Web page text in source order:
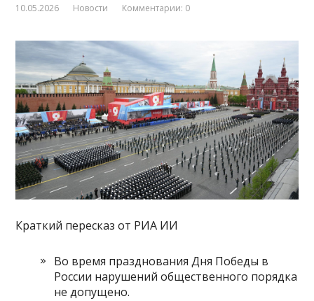
10.05.2026 Новости Комментарии: 0
Краткий пересказ от РИА ИИ
Во время празднования Дня Победы в
России нарушений общественного порядка
не допущено.